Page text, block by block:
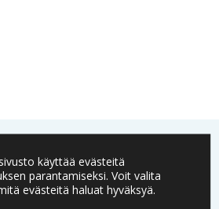
toimivien yritysten ja
käyttää evästeitä
parantamiseksi. Voit valita
evästeitä haluat hyväksyä.